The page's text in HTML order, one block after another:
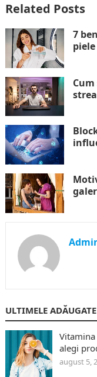
Related Posts
7
ULTIMELE ADĂUGATE
alegi
august 5,